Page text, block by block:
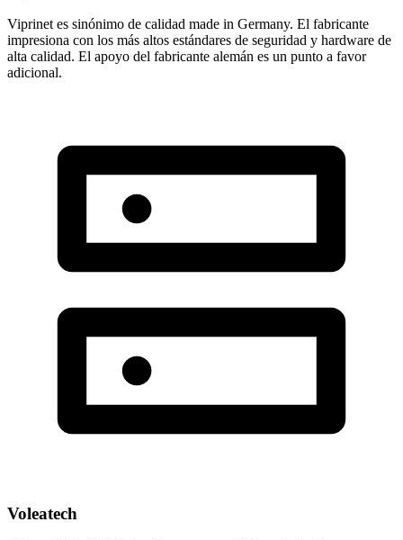
Viprinet es sinónimo de calidad made in Germany. El fabricante
impresiona con los más altos estándares de seguridad y hardware de
alta calidad. El apoyo del fabricante alemán es un punto a favor
adicional.
Voleatech